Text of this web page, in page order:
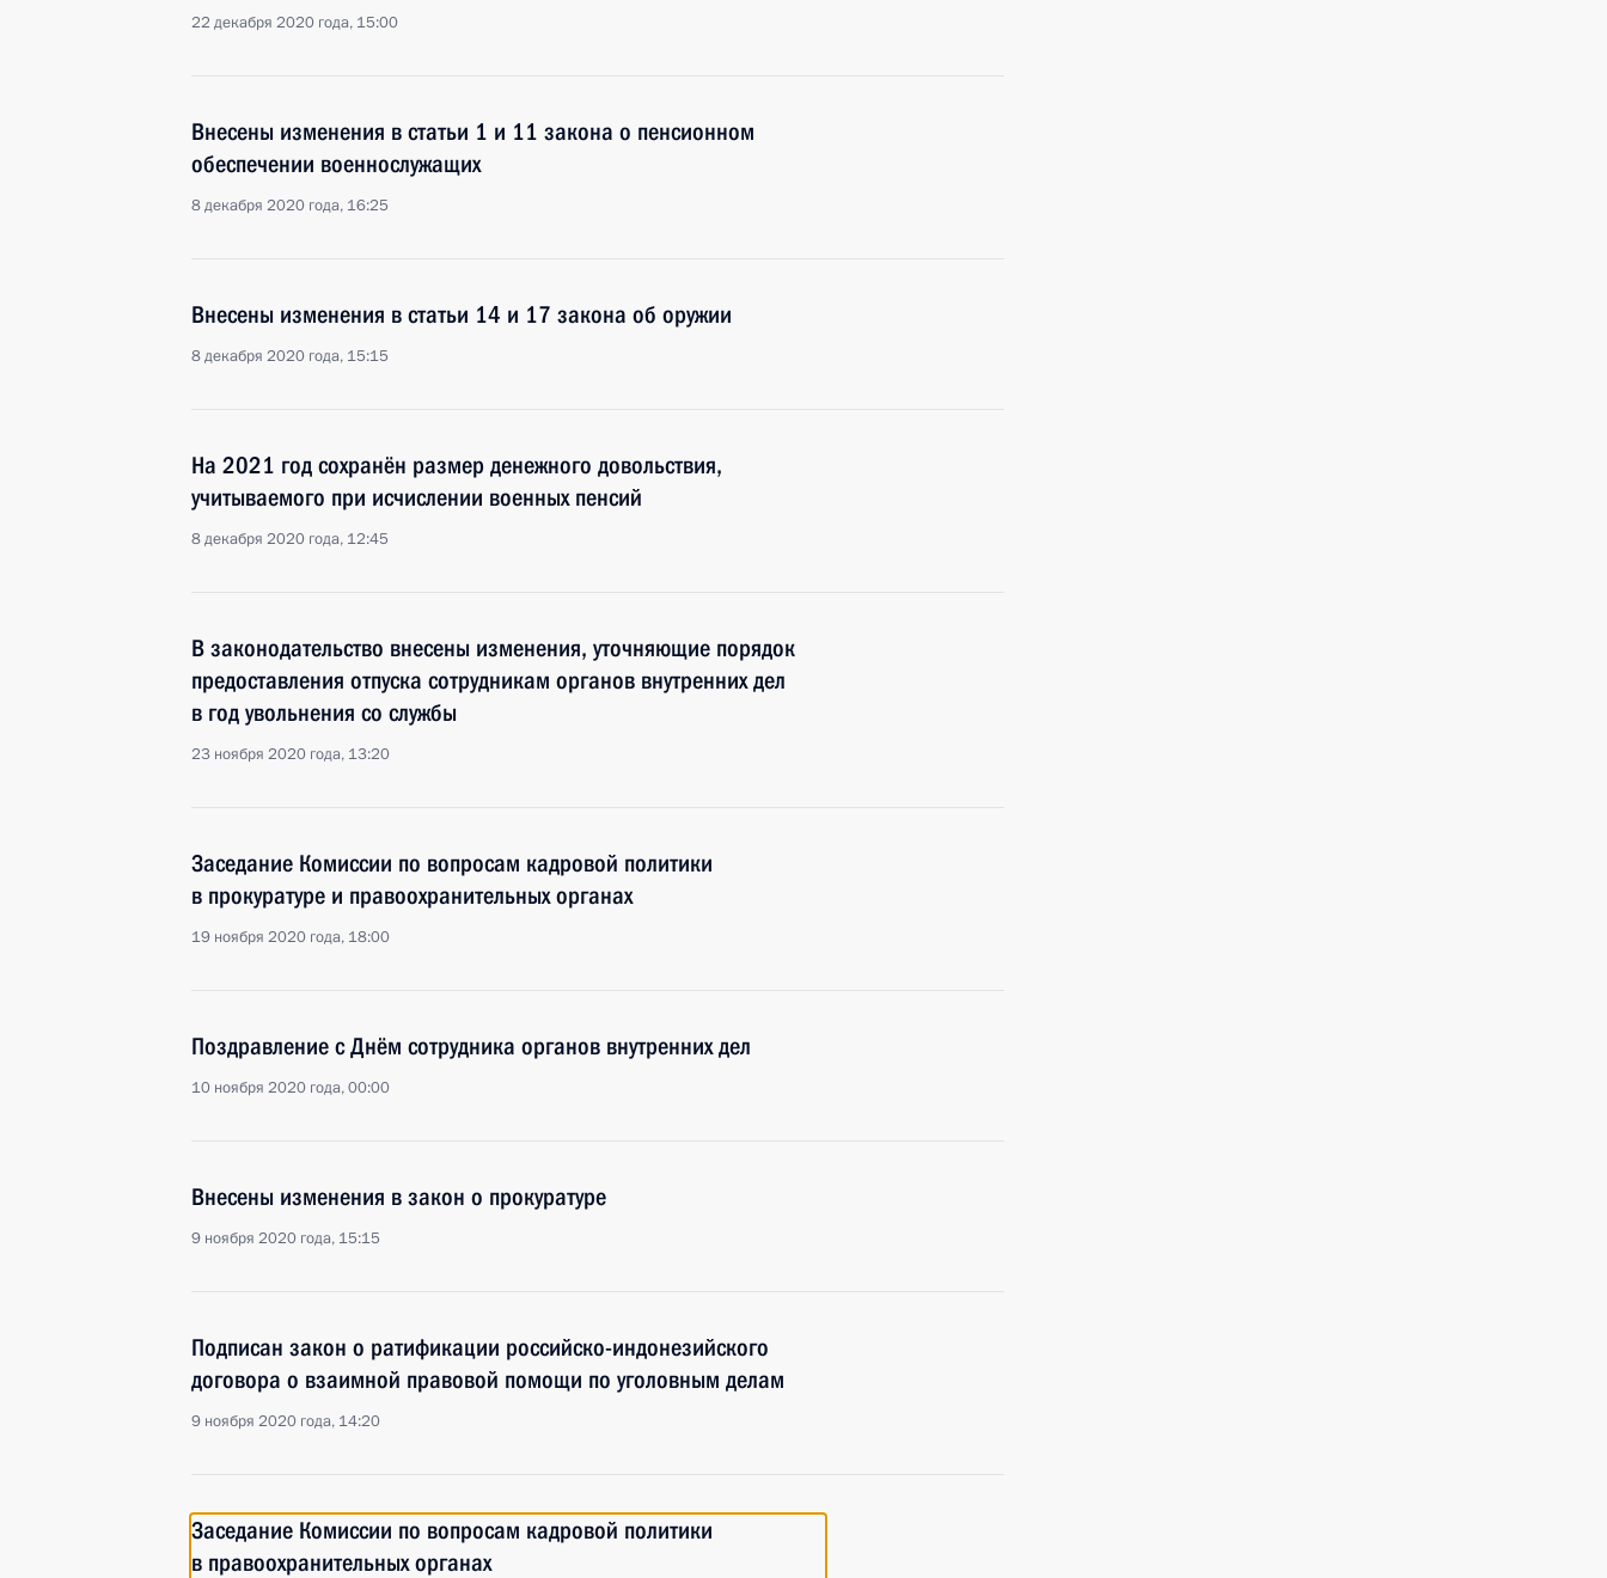
22 декабря 2020 года, 15:00
Внесены изменения в статьи 1 и 11 закона о пенсионном
обеспечении военнослужащих
8 декабря 2020 года, 16:25
Внесены изменения в статьи 14 и 17 закона об оружии
8 декабря 2020 года, 15:15
На 2021 год сохранён размер денежного довольствия,
учитываемого при исчислении военных пенсий
8 декабря 2020 года, 12:45
В законодательство внесены изменения, уточняющие порядок
предоставления отпуска сотрудникам органов внутренних дел
в год увольнения со службы
23 ноября 2020 года, 13:20
Заседание Комиссии по вопросам кадровой политики
в прокуратуре и правоохранительных органах
19 ноября 2020 года, 18:00
Поздравление с Днём сотрудника органов внутренних дел
10 ноября 2020 года, 00:00
Внесены изменения в закон о прокуратуре
9 ноября 2020 года, 15:15
Подписан закон о ратификации российско-индонезийского
договора о взаимной правовой помощи по уголовным делам
9 ноября 2020 года, 14:20
Заседание Комиссии по вопросам кадровой политики
в правоохранительных органах